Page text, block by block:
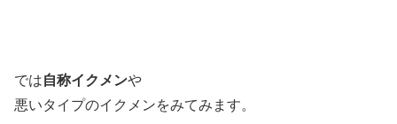
では自称イクメンや
悪いタイプのイクメンをみてみます。